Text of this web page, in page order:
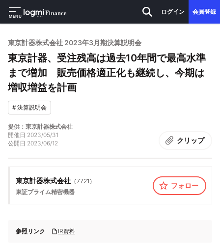
MENU
ログイン 会員登録
東京計器株式会社 2023年3月期決算説明会
東京計器、受注残高は過去10年間で最高水準
まで増加 販売価格適正化も継続し、今期は
増収増益を計画
#決算説明会
提供：東京計器株式会社
開催日 2023/05/31
公開日 2023/06/12 クリップ
東京計器株式会社 （7721 ）
東証プライム精密機器
フォロー
参照リンク IR資料